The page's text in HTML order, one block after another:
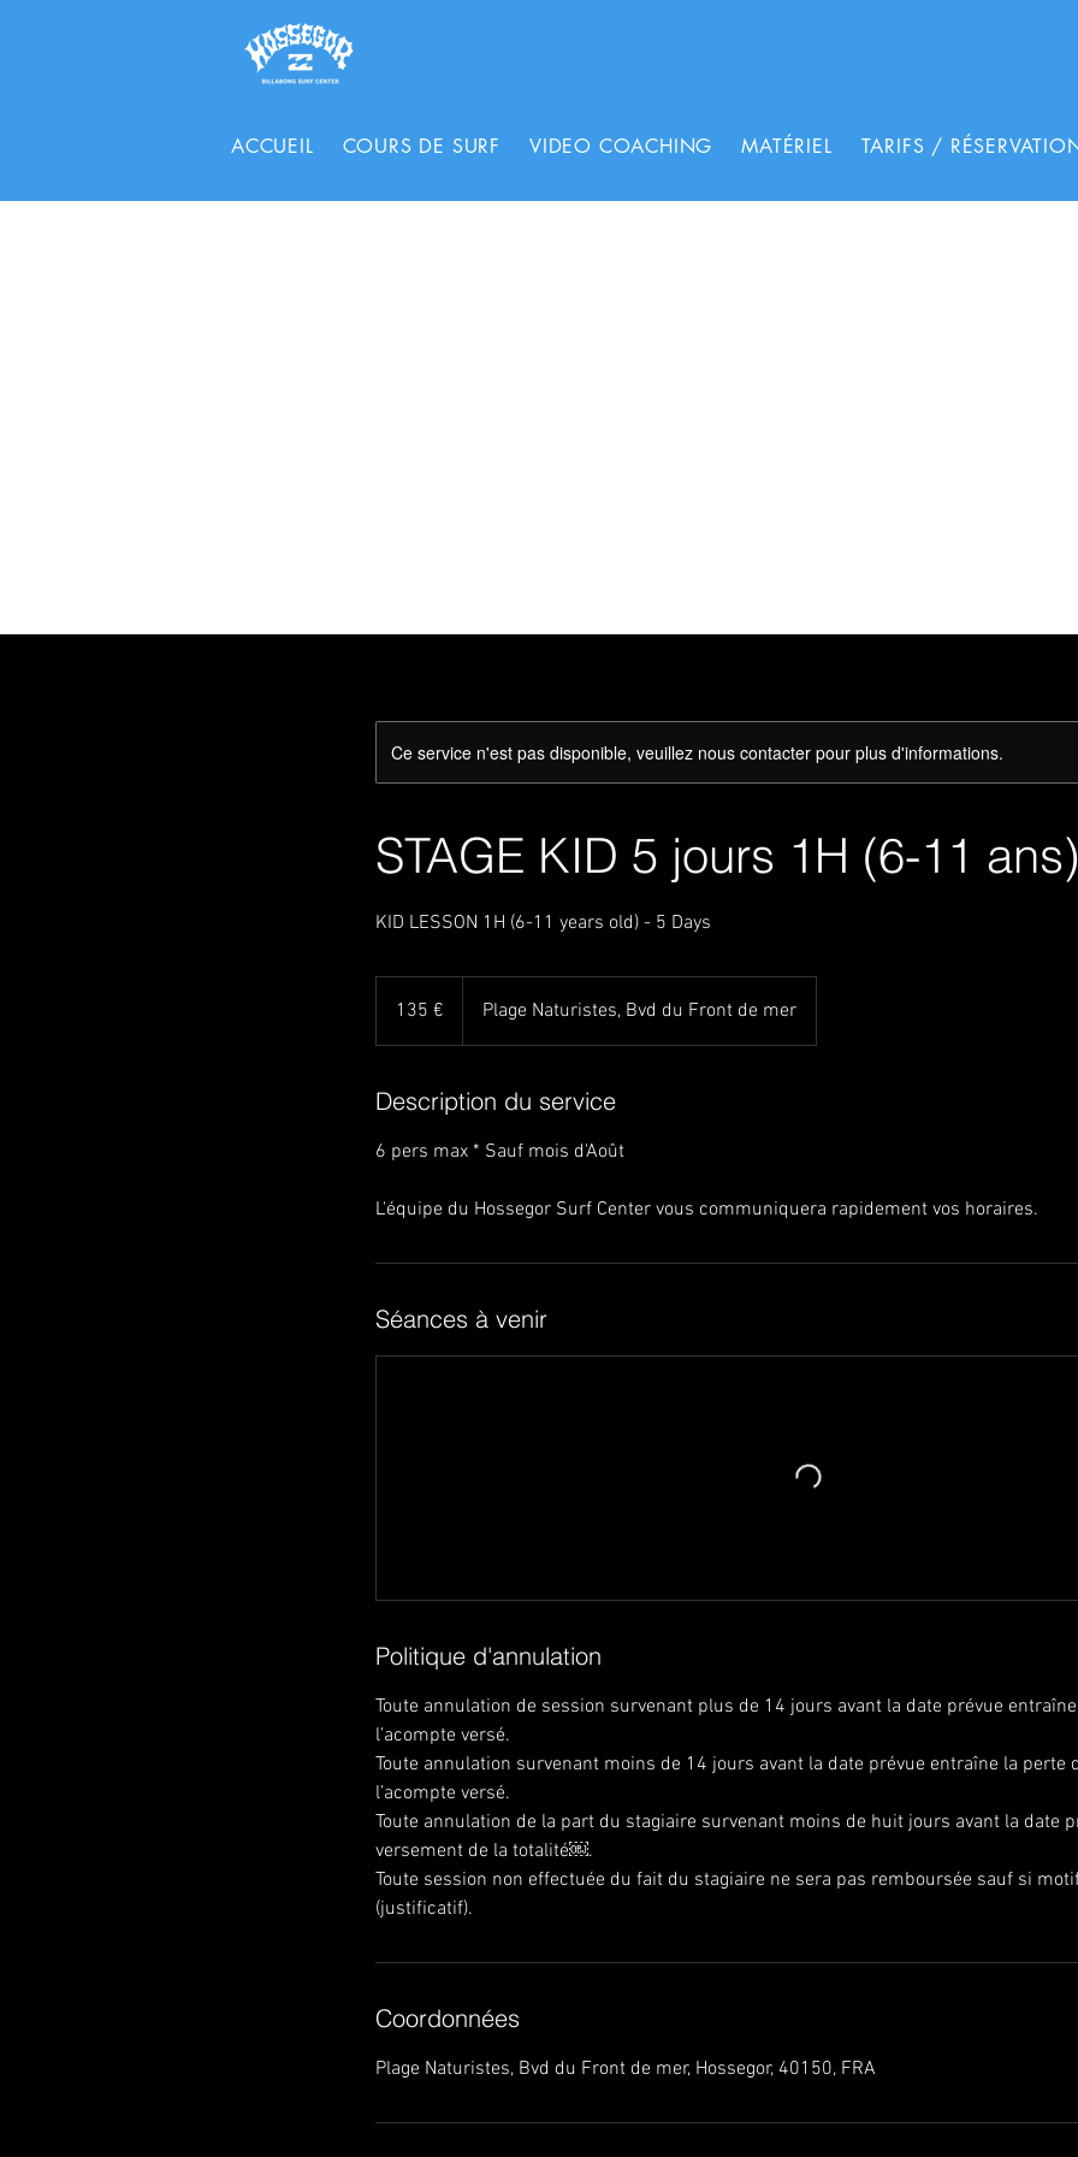
ACCUEIL COURS DE SURF VIDEO COACHING MATÉRIEL TARIFS /
Ce service n'est pas disponible, veuillez nous contacter pour plus d'informations.
STAGE KID 5 jours 1H (6-11 ans)
KID LESSON 1H (6-11 years old) - 5 Days
135 € Plage Naturistes, Bvd du Front de mer
Description du service
6 pers max * Sauf mois d'Août
L'équipe du Hossegor Surf Center vous communiquera rapidement vos horaires.
Séances à venir
Politique d'annulation
Toute annulation de session survenant plus de 14 jours avant la date prévue
l’acompte versé.
Toute annulation survenant moins de 14 jours avant la date prévue entraîne la perte
l’acompte versé.
Toute annulation de la part du stagiaire survenant moins de huit jours avant la date
versement de la totalité￼.
Toute session non effectuée du fait du stagiaire ne sera pas remboursée sauf si
(justificatif).
Coordonnées
Plage Naturistes, Bvd du Front de mer, Hossegor, 40150, FRA